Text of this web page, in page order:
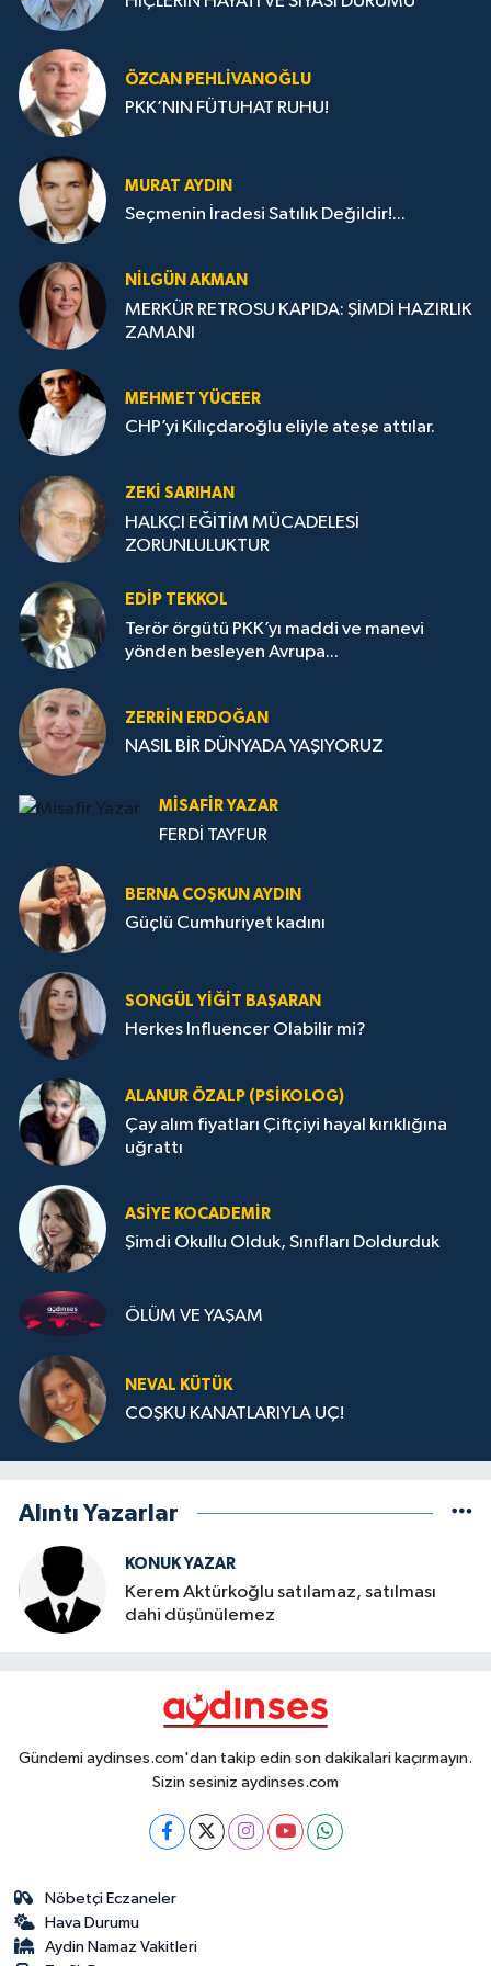
ÖZCAN PEHLIVANOĞLU
PKK’NIN FÜTUHAT RUHU!
MURAT AYDIN
Seçmenin İradesi Satılık Değildir!...
NILGÜN AKMAN
MERKÜR RETROSU KAPIDA: ŞİMDİ HAZIRLIK
ZAMANI
MEHMET YÜCEER
CHP’yi Kılıçdaroğlu eliyle ateşe attılar.
ZEKI SARIHAN
HALKÇI EĞİTİM MÜCADELESİ
ZORUNLULUKTUR
EDIP TEKKOL
Terör örgütü PKK’yı maddi ve manevi
yönden besleyen Avrupa...
ZERRIN ERDOĞAN
NASIL BİR DÜNYADA YAŞIYORUZ
MISAFIR YAZAR
FERDİ TAYFUR
BERNA COŞKUN AYDIN
Güçlü Cumhuriyet kadını
SONGÜL YIĞIT BAŞARAN
Herkes Influencer Olabilir mi?
ALANUR ÖZALP (PSIKOLOG)
Çay alım fiyatları Çiftçiyi hayal kırıklığına
uğrattı
ASIYE KOCADEMİR
Şimdi Okullu Olduk, Sınıfları Doldurduk
ÖLÜM VE YAŞAM
NEVAL KÜTÜK
COŞKU KANATLARIYLA UÇ!
Alıntı Yazarlar
KONUK YAZAR
Kerem Aktürkoğlu satılamaz, satılması
dahi düşünülemez
Gündemi aydinses.com'dan takip edin son dakikalari kaçırmayın.
Sizin sesiniz aydinses.com
Nöbetçi Eczaneler
Hava Durumu
Aydin Namaz Vakitleri